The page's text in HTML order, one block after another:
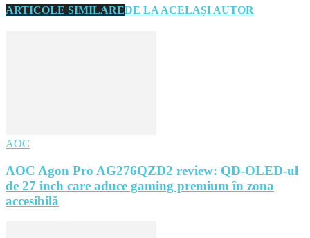
ARTICOLE SIMILAREDE LA ACELAȘI AUTOR
AOC
AOC Agon Pro AG276QZD2 review: QD-OLED-ul
de 27 inch care aduce gaming premium în zona
accesibilă